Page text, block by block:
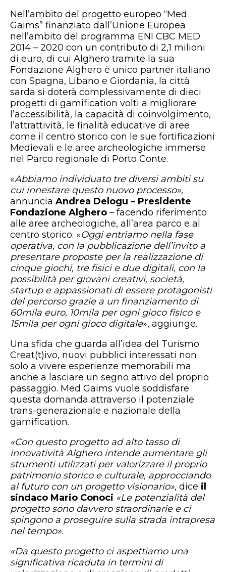
Nell’ambito del progetto europeo “Med
Gaims” finanziato dall’Unione Europea
nell’ambito del programma ENI CBC MED
2014 – 2020 con un contributo di 2,1 milioni
di euro, di cui Alghero tramite la sua
Fondazione Alghero è unico partner italiano
con Spagna, Libano e Giordania, la città
sarda si doterà complessivamente di dieci
progetti di gamification volti a migliorare
l’accessibilità, la capacità di coinvolgimento,
l’attrattività, le finalità educative di aree
come il centro storico con le sue fortificazioni
Medievali e le aree archeologiche immerse
nel Parco regionale di Porto Conte.
«Abbiamo individuato tre diversi ambiti su
cui innestare questo nuovo processo»,
annuncia Andrea Delogu – Presidente
Fondazione Alghero – facendo riferimento
alle aree archeologiche, all’area parco e al
centro storico. «Oggi entriamo nella fase
operativa, con la pubblicazione dell’invito a
presentare proposte per la realizzazione di
cinque giochi, tre fisici e due digitali, con la
possibilità per giovani creativi, società,
startup e appassionati di essere protagonisti
del percorso grazie a un finanziamento di
60mila euro, 10mila per ogni gioco fisico e
15mila per ogni gioco digitale», aggiunge.
Una sfida che guarda all’idea del Turismo
Creat(t)ivo, nuovi pubblici interessati non
solo a vivere esperienze memorabili ma
anche a lasciare un segno attivo del proprio
passaggio. Med Gaims vuole soddisfare
questa domanda attraverso il potenziale
trans-generazionale e nazionale della
gamification.
«Con questo progetto ad alto tasso di
innovatività Alghero intende aumentare gli
strumenti utilizzati per valorizzare il proprio
patrimonio storico e culturale, approcciando
al futuro con un progetto visionario», dice il
sindaco Mario Conoci «Le potenzialità del
progetto sono davvero straordinarie e ci
spingono a proseguire sulla strada intrapresa
nel tempo».
«Da questo progetto ci aspettiamo una
significativa ricaduta in termini di